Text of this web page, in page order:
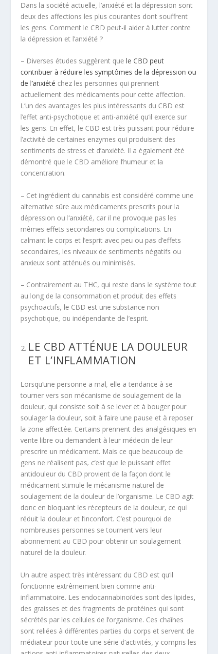
Dans la société actuelle, l’anxiété et la dépression sont
deux des affections les plus courantes dont souffrent
les gens. Comment le CBD peut-il aider à lutter contre
la dépression et l’anxiété ?
– Diverses études suggèrent quele CBD peut
contribuer à réduire les symptômes de la dépression ou
de l’anxiété chez les personnes qui prennent
actuellement des médicaments pour cette affection.
L’un des avantages les plus intéressants du CBD est
l’effet anti-psychotique et anti-anxiété qu’il exerce sur
les gens. En effet, le CBD est très puissant pour réduire
l’activité de certaines enzymes qui produisent des
sentiments de stress et d’anxiété. Il a également été
démontré que le CBD améliore l’humeur et la
concentration.
– Cet ingrédient du cannabis est considéré comme une
alternative sûre aux médicaments prescrits pour la
dépression ou l’anxiété, car il ne provoque pas les
mêmes effets secondaires ou complications. En
calmant le corps et l’esprit avec peu ou pas d’effets
secondaires, les niveaux de sentiments négatifs ou
anxieux sont atténués ou minimisés.
– Contrairement au THC, qui reste dans le système tout
au long de la consommation et produit des effets
psychoactifs, le CBD est une substance non
psychotique, ou indépendante de l’esprit.
LE CBD ATTÉNUE LA DOULEUR
ET L’INFLAMMATION
Lorsqu’une personne a mal, elle a tendance à se
tourner vers son mécanisme de soulagement de la
douleur, qui consiste soit à se lever et à bouger pour
soulager la douleur, soit à faire une pause et à reposer
la zone affectée. Certains prennent des analgésiques en
vente libre ou demandent à leur médecin de leur
prescrire un médicament. Mais ce que beaucoup de
gens ne réalisent pas, c’est que le puissant effet
antidouleur du CBD provient de la façon dont le
médicament stimule le mécanisme naturel de
soulagement de la douleur de l’organisme. Le CBD agit
donc en bloquant les récepteurs de la douleur, ce qui
réduit la douleur et l’inconfort. C’est pourquoi de
nombreuses personnes se tournent vers leur
abonnement au CBD pour obtenir un soulagement
naturel de la douleur.
Un autre aspect très intéressant du CBD est qu’il
fonctionne extrêmement bien comme anti-
inflammatoire. Les endocannabinoïdes sont des lipides,
des graisses et des fragments de protéines qui sont
sécrétés par les cellules de l’organisme. Ces chaînes
sont reliées à différentes parties du corps et servent de
médiateur pour toute une série d’activités, y compris les